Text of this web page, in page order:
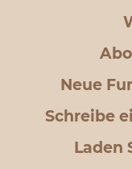
Neue
Schreibe
Laden